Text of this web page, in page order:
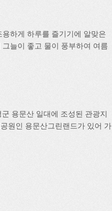
하게 하루를 즐기기에 알맞은
늘이 좋고 물이 풍부하여 여름
용문산 일대에 조성된 관광지
원인 용문산그린랜드가 있어 가